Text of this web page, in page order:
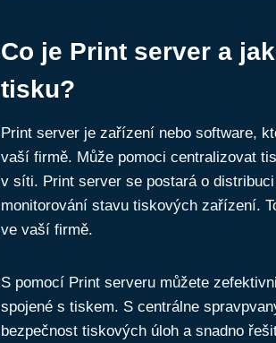
Co je Print server a
tisku?
Print server je zařízení nebo software,
vaší firmě. Může pomoci centralizovat
v síti. Print server se postará o
monitorování stavu tiskových zařízení.
ve vaší firmě.
S pomocí Print serveru můžete
spojené s tiskem. S centrálne
bezpečnost tiskových úloh a snadno